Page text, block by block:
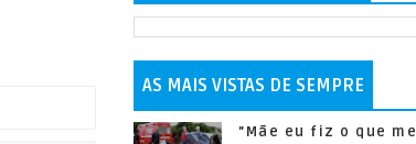
AS MAIS VISTAS DE SEMPRE
"Mãe eu fiz o que me